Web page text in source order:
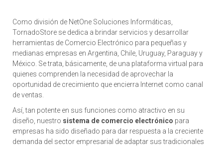
Como división de NetOne Soluciones Informáticas,
TornadoStore se dedica a brindar servicios y desarrollar
herramientas de Comercio Electrónico para pequeñas y
medianas empresas en Argentina, Chile, Uruguay, Paraguay y
México. Se trata, básicamente, de una plataforma virtual para
quienes comprenden la necesidad de aprovechar la
oportunidad de crecimiento que encierra Internet como canal
de ventas.
Así, tan potente en sus funciones como atractivo en su
diseño, nuestro sistema de comercio electrónico para
empresas ha sido diseñado para dar respuesta a la creciente
demanda del sector empresarial de adaptar sus tradicionales